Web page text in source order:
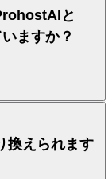
しており、無
AIの料金は
最新の数値は
較で、それぞ
ます。
と
ますか？
づく引き継
ています。
えられます